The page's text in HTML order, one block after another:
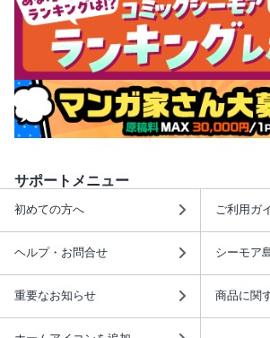
サポートメニュー
初めての方へ ご利用ガ
ヘルプ・お問合せ シーモア
重要なお知らせ 商品に関